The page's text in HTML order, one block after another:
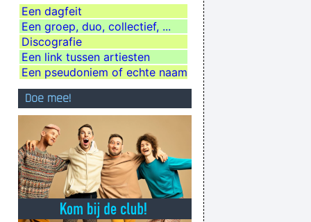
trying to make great music~ Will Champion
a more meaningful term: organization
of sound.~ John Cage
Of What I Go Through~ Lenny Kravitz
Along With With Your Self Esteem~ Kurt
Cobain
about rock & roll now ...
~ Jerry Garcia
were so many fantastic singles~ Paul
Weller
of the world anyway~ George Michael
Een dagfeit
Een groep, duo, collectief, ...
Discografie
Een link tussen artiesten
Een pseudoniem of echte naam
Doe mee!